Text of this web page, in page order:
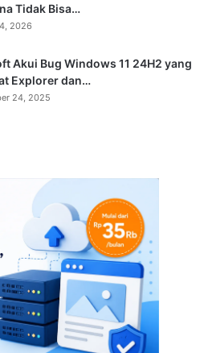
Tidak Bisa…
2026
Akui Bug Windows 11 24H2 yang
Explorer dan…
24, 2025